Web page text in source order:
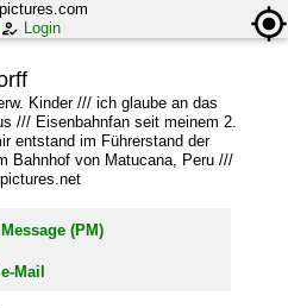
Login
Kinder /// ich glaube an das
/// Eisenbahnfan seit meinem 2.
entstand im Führerstand der
Bahnhof von Matucana, Peru ///
(PM)
Mail